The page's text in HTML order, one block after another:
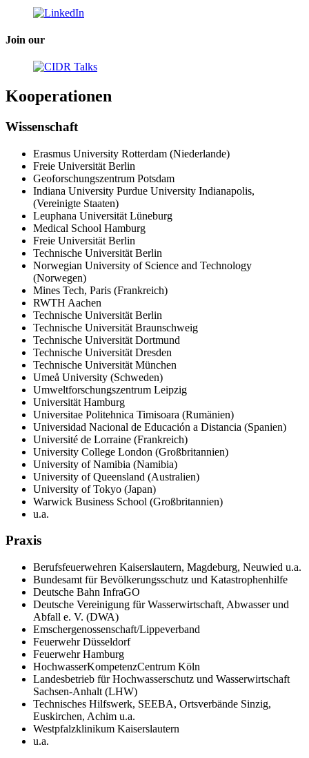
Join our
Kooperationen
Wissenschaft
Erasmus University Rotterdam (Niederlande)
Freie Universität Berlin
Geoforschungszentrum Potsdam
Indiana University Purdue University Indianapolis,
(Vereinigte Staaten)
Leuphana Universität Lüneburg
Medical School Hamburg
Freie Universität Berlin
Technische Universität Berlin
Norwegian University of Science and Technology
(Norwegen)
Mines Tech, Paris (Frankreich)
RWTH Aachen
Technische Universität Berlin
Technische Universität Braunschweig
Technische Universität Dortmund
Technische Universität Dresden
Technische Universität München
Umeå University (Schweden)
Umweltforschungszentrum Leipzig
Universität Hamburg
Universitae Politehnica Timisoara (Rumänien)
Universidad Nacional de Educación a Distancia (Spanien)
Université de Lorraine (Frankreich)
University College London (Großbritannien)
University of Namibia (Namibia)
University of Queensland (Australien)
University of Tokyo (Japan)
Warwick Business School (Großbritannien)
u.a.
Praxis
Berufsfeuerwehren Kaiserslautern, Magdeburg, Neuwied u.a.
Bundesamt für Bevölkerungsschutz und Katastrophenhilfe
Deutsche Bahn InfraGO
Deutsche Vereinigung für Wasserwirtschaft, Abwasser und
Abfall e. V. (DWA)
Emschergenossenschaft/Lippeverband
Feuerwehr Düsseldorf
Feuerwehr Hamburg
HochwasserKompetenzCentrum Köln
Landesbetrieb für Hochwasserschutz und Wasserwirtschaft
Sachsen-Anhalt (LHW)
Technisches Hilfswerk, SEEBA, Ortsverbände Sinzig,
Euskirchen, Achim u.a.
Westpfalzklinikum Kaiserslautern
u.a.